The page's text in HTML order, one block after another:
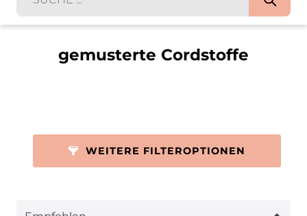
gemusterte Cordstoffe
WEITERE FILTEROPTIONEN